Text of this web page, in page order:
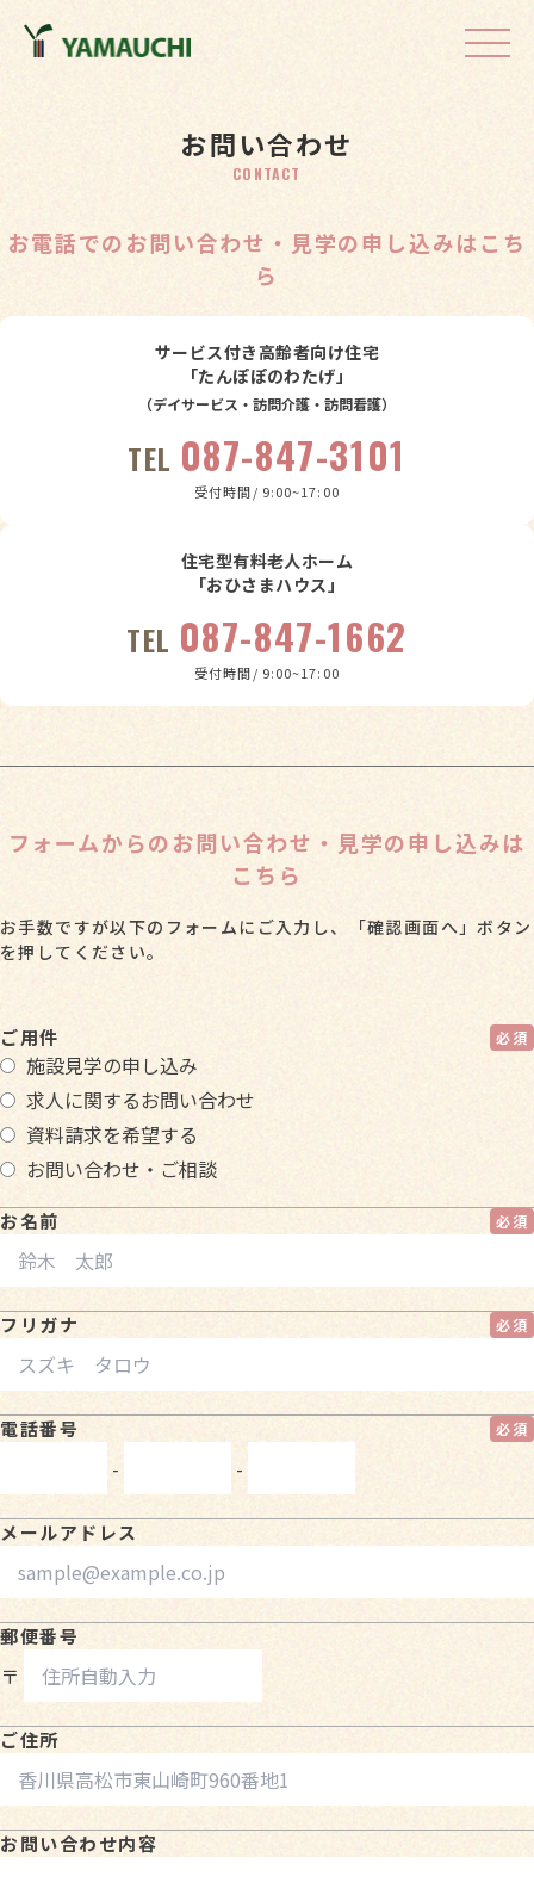
お問い合わせ
CONTACT
お電話でのお問い合わせ・見学の申し込みはこち
ら
サービス付き高齢者向け住宅
「たんぽぽのわたげ」
（デイサービス・訪問介護・訪問看護）
TEL 087-847-3101
受付時間/ 9:00~17:00
住宅型有料老人ホーム
「おひさまハウス」
TEL 087-847-1662
受付時間/ 9:00~17:00
フォームからのお問い合わせ・見学の申し込みは
こちら
お手数ですが以下のフォームにご入力し、「確認画面へ」ボタン
を押してください。
ご用件
施設見学の申し込み
求人に関するお問い合わせ
資料請求を希望する
お問い合わせ・ご相談
お名前
フリガナ
電話番号
- -
メールアドレス
郵便番号
〒
ご住所
お問い合わせ内容